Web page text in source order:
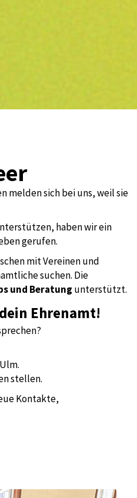
melden sich bei uns, weil sie
haben wir ein
gerufen.
mit Vereinen und
suchen. Die
und Beratung unterstützt.
Ehrenamt!
stellen.
Kontakte,